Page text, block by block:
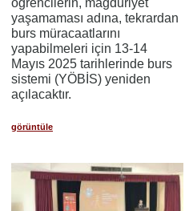
öğrencilerin, mağduriyet
yaşamaması adına, tekrardan
burs müracaatlarını
yapabilmeleri için 13-14
Mayıs 2025 tarihlerinde burs
sistemi (YÖBİS) yeniden
açılacaktır.
görüntüle